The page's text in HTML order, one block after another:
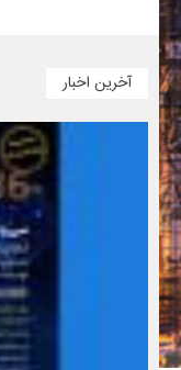
آخرین اخبار